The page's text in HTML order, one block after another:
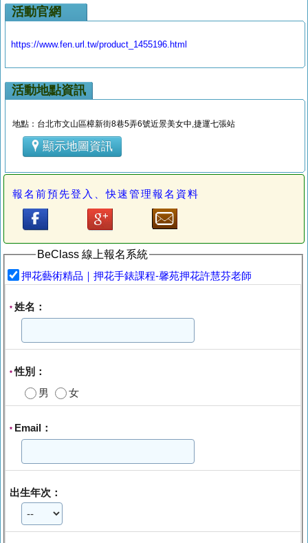
活動官網
https://www.fen.url.tw/product_1455196.html
活動地點資訊
地點：台北市文山區樟新街8巷5弄6號近景美女中,捷運七張站
顯示地圖資訊
報名前預先登入、快速管理報名資料
BeClass 線上報名系統
押花藝術精品｜押花手錶課程-馨苑押花許慧芬老師
* 姓名：
*性別：
男
女
* Email：
出生年次：